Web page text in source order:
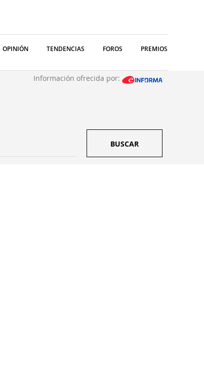
OPINIÓN TENDENCIAS FOROS PREMIOS
Información ofrecida por:
BUSCAR